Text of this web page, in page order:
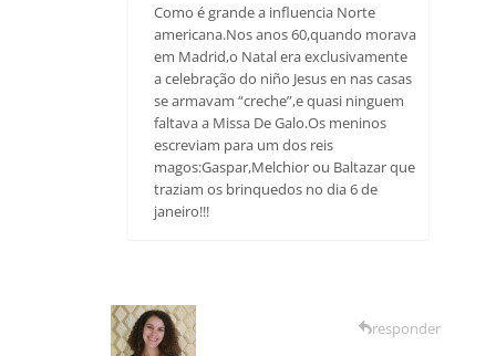
Como é grande a influencia Norte
americana.Nos anos 60,quando morava
em Madrid,o Natal era exclusivamente
a celebração do niño Jesus en nas casas
se armavam “creche”,e quasi ninguem
faltava a Missa De Galo.Os meninos
escreviam para um dos reis
magos:Gaspar,Melchior ou Baltazar que
traziam os brinquedos no dia 6 de
janeiro!!!
responder